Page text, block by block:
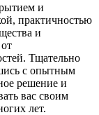
и
практичностью
и
Тщательно
с опытным
решение и
вас своим
лет.